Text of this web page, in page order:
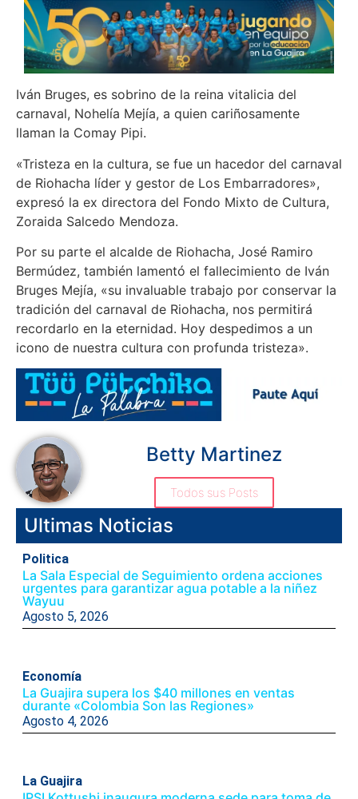
Iván Bruges, es sobrino de la reina vitalicia del
carnaval, Nohelía Mejía, a quien cariñosamente
llaman la Comay Pipi.
«Tristeza en la cultura, se fue un hacedor del carnaval
de Riohacha líder y gestor de Los Embarradores»,
expresó la ex directora del Fondo Mixto de Cultura,
Zoraida Salcedo Mendoza.
Por su parte el alcalde de Riohacha, José Ramiro
Bermúdez, también lamentó el fallecimiento de Iván
Bruges Mejía, «su invaluable trabajo por conservar la
tradición del carnaval de Riohacha, nos permitirá
recordarlo en la eternidad. Hoy despedimos a un
icono de nuestra cultura con profunda tristeza».
Betty Martinez
Todos sus Posts
Ultimas Noticias
Politica
La Sala Especial de Seguimiento ordena acciones
urgentes para garantizar agua potable a la niñez
Wayuu
Agosto 5, 2026
Economía
La Guajira supera los $40 millones en ventas
durante «Colombia Son las Regiones»
Agosto 4, 2026
La Guajira